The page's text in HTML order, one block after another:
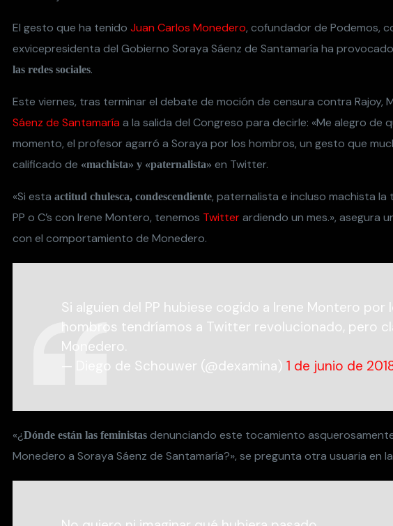
El gesto que ha tenido Juan Carlos Monedero, cofundador de Podemos,
exvicepresidenta del Gobierno Soraya Sáenz de Santamaría ha provocado
las redes sociales.
Este viernes, tras terminar el debate de moción de censura contra Rajoy,
Sáenz de Santamaría a la salida del Congreso para decirle: «Me alegro de
momento, el profesor agarró a Soraya por los hombros, un gesto que
calificado de «machista» y «paternalista» en Twitter.
«Si esta actitud chulesca, condescendiente, paternalista e incluso machista la
PP o C’s con Irene Montero, tenemos Twitterardiendo un mes.», asegura
con el comportamiento de Monedero.
Si alguien del PP hubiese cogido a Irene Montero por
hombros tendríamos a Twitter revolucionado, pero
Monedero.
— Diego de Schouwer (@dexamina) 1 de junio de
«¿Dónde están las feministas denunciando este tocamiento
Monedero a Soraya Sáenz de Santamaría?», se pregunta otra usuaria en